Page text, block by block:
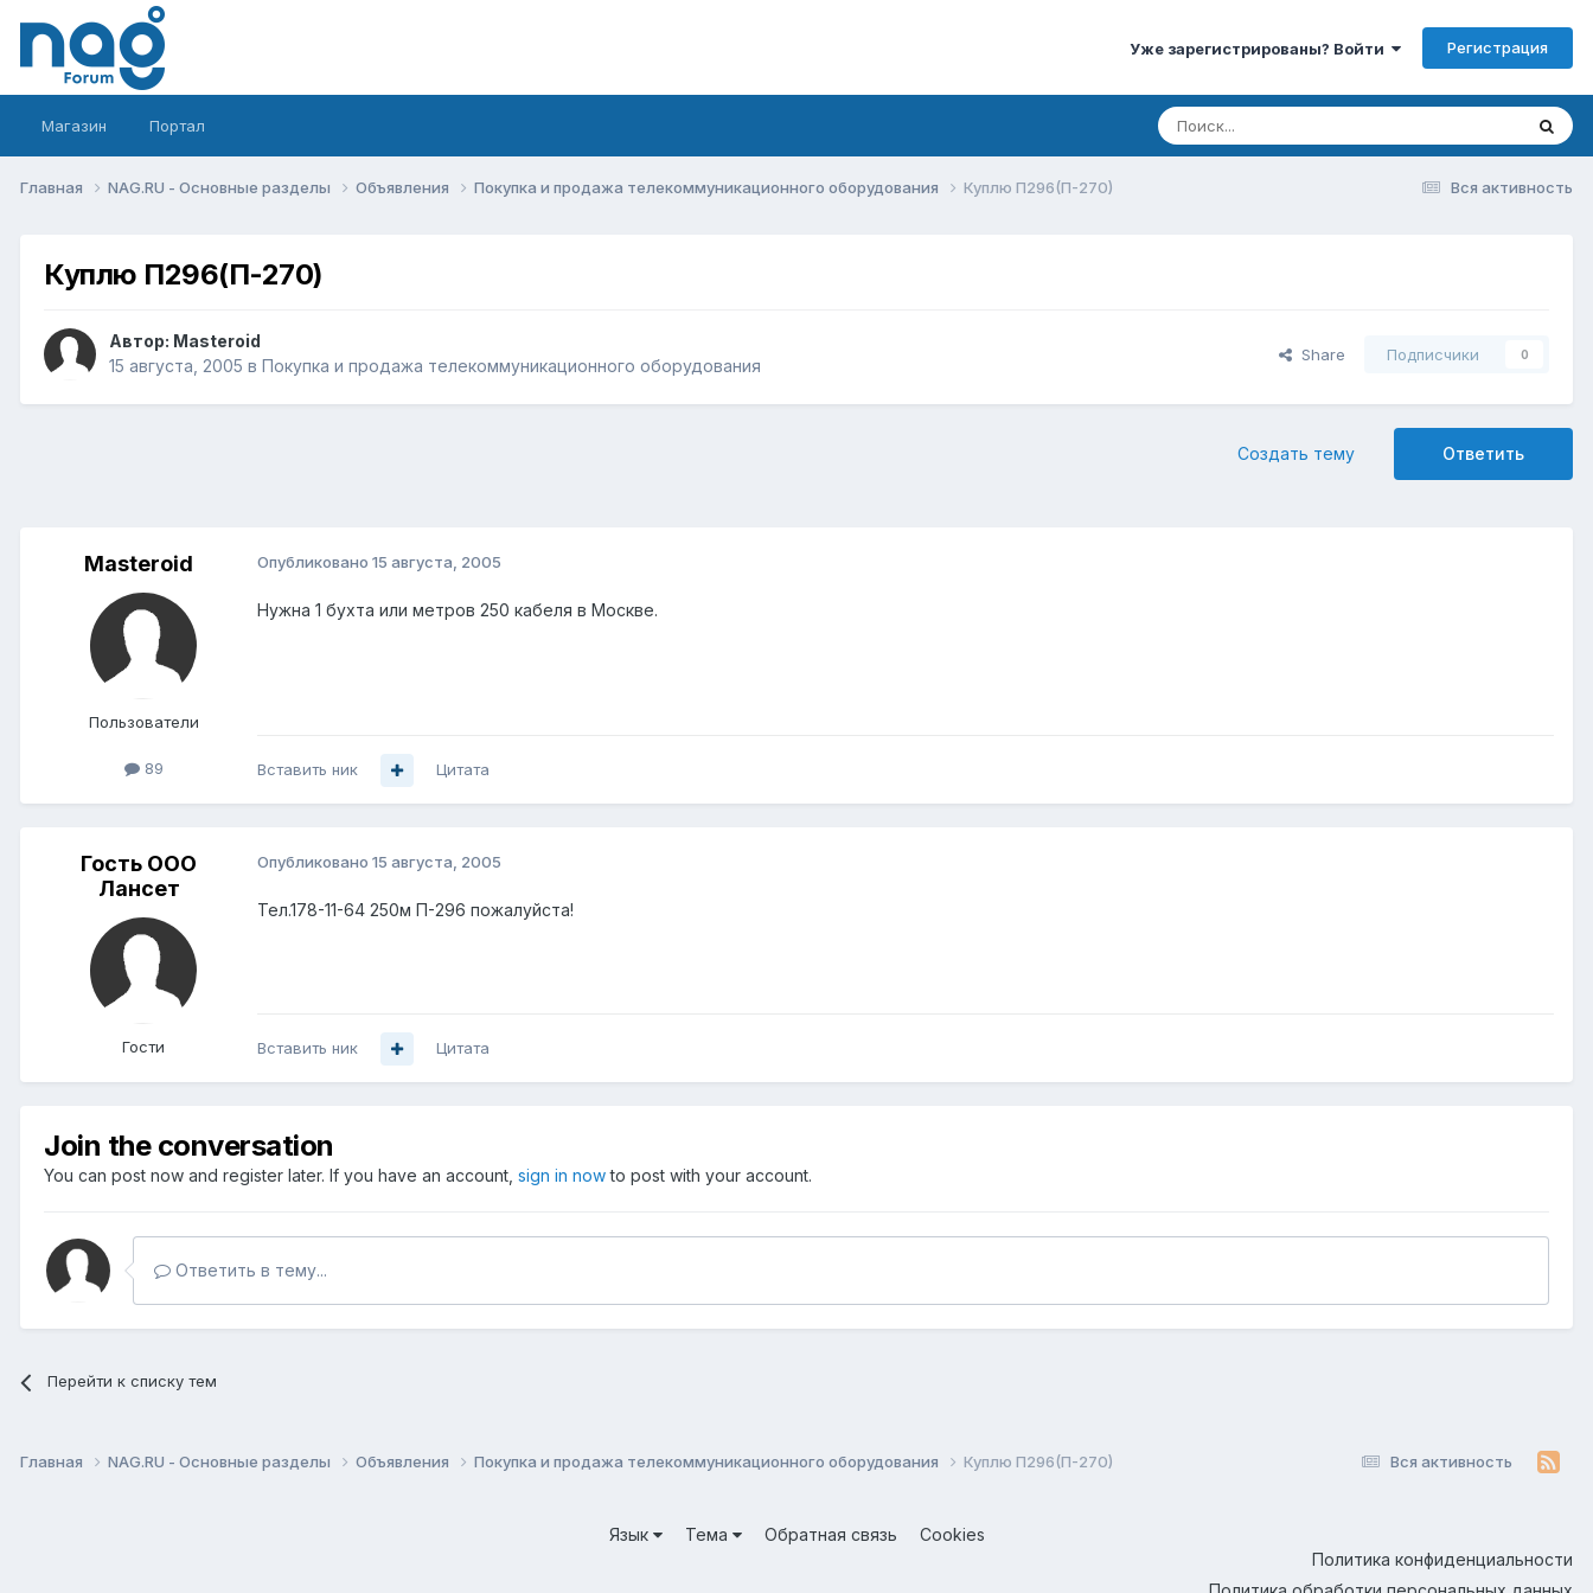
Уже зарегистрированы? Войти Регистрация
Магазин Портал
Вся активность
Главная NAG.RU - Основные разделы Объявления Покупка и продажа телекоммуникационного оборудования Куплю П296(П-270)
Куплю П296(П-270)
Автор: Masteroid
15 августа, 2005 в Покупка и продажа телекоммуникационного оборудования
Share Подписчики 0
Ответить
Создать тему
Masteroid
Пользователи
89
Опубликовано 15 августа, 2005
Нужна 1 бухта или метров 250 кабеля в Москве.
Вставить ник Цитата
Гость ООО
Лансет
Гости
Опубликовано 15 августа, 2005
Тел.178-11-64 250м П-296 пожалуйста!
Вставить ник Цитата
Join the conversation
You can post now and register later. If you have an account, sign in nowto post with your account.
Ответить в тему...
Перейти к списку тем
Вся активность
Главная NAG.RU - Основные разделы Объявления Покупка и продажа телекоммуникационного оборудования Куплю П296(П-270)
Язык Тема Обратная связь
Cookies
Политика конфиденциальности